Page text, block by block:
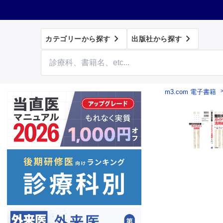
カテゴリーから探す  出版社から探す 
m3.com 電子書籍